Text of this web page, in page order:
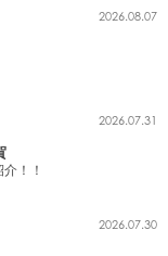
2026.08.07
2026.07.31
！！
2026.07.30